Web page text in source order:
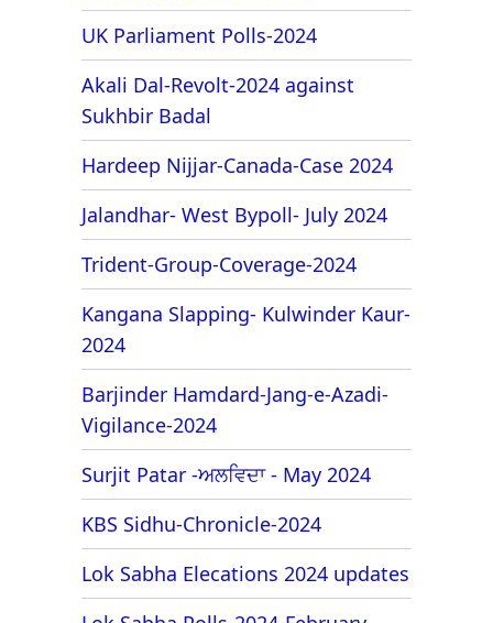
UK Parliament Polls-2024
Akali Dal-Revolt-2024 against
Sukhbir Badal
Hardeep Nijjar-Canada-Case 2024
Jalandhar- West Bypoll- July 2024
Trident-Group-Coverage-2024
Kangana Slapping- Kulwinder Kaur-
2024
Barjinder Hamdard-Jang-e-Azadi-
Vigilance-2024
Surjit Patar -ਅਲਵਿਦਾ - May 2024
KBS Sidhu-Chronicle-2024
Lok Sabha Elecations 2024 updates